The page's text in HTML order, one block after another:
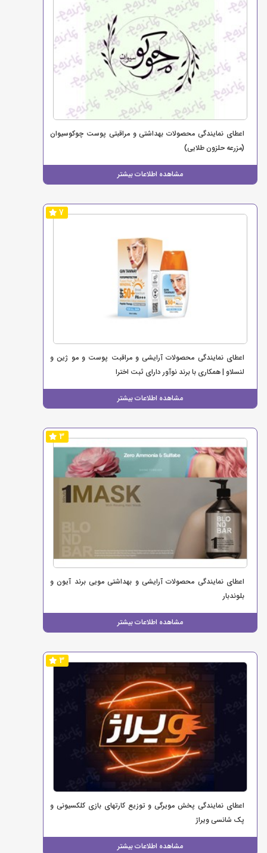
اعطای نمایندگی محصولات بهداشتی و مراقبتی پوست چوکوسیوان
(مزرعه حلزون طلایی)
مشاهده اطلاعات بیشتر
7
اعطای نمایندگی محصولات آرایشی و مراقبت پوست و مو ژین و
لنسلاو | همکاری با برند نوآور دارای ثبت اخترا
مشاهده اطلاعات بیشتر
3
اعطای نمایندگی محصولات آرایشی و بهداشتی مویی برند آیون و
بلوندبار
مشاهده اطلاعات بیشتر
3
اعطای نمایندگی پخش مویرگی و توزیع کارتهای بازی کلکسیونی و
پک شانسی ویراژ
مشاهده اطلاعات بیشتر